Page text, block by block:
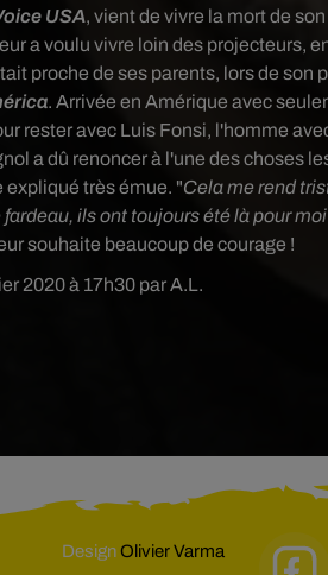
2020 à 17h30 par A.L.
USA, vient de vivre la mort de
a voulu vivre loin des projecteurs,
proche de ses parents, lors de son
. Arrivée en Amérique avec
rester avec Luis Fonsi, l'homme
a dû renoncer à l'une des choses
expliqué très émue. "Cela me rend
ils ont toujours été là pour
souhaite beaucoup de courage !
DesignOlivier Varma